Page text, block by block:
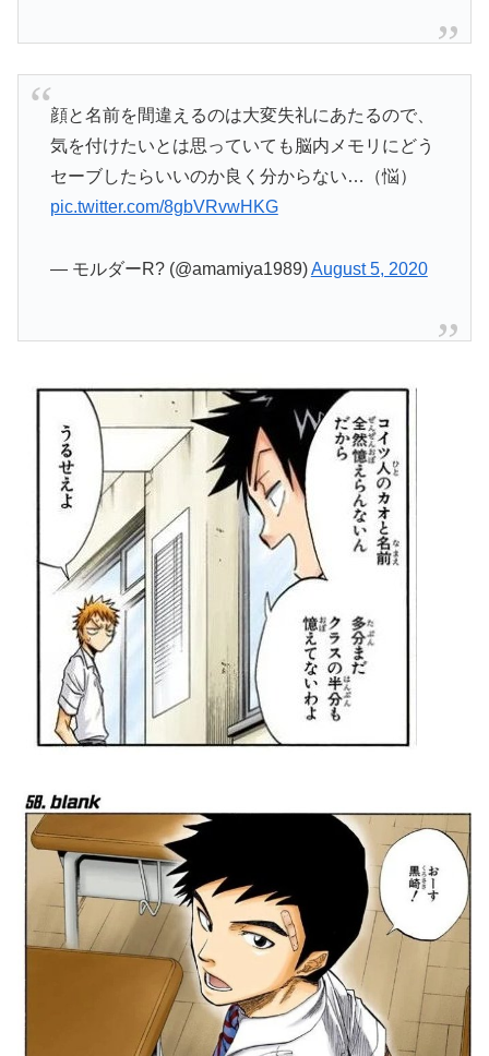
顔と名前を間違えるのは大変失礼にあたるので、
気を付けたいとは思っていても脳内メモリにどう
セーブしたらいいのか良く分からない…（悩）
pic.twitter.com/8gbVRvwHKG
— モルダーR? (@amamiya1989)August 5, 2020